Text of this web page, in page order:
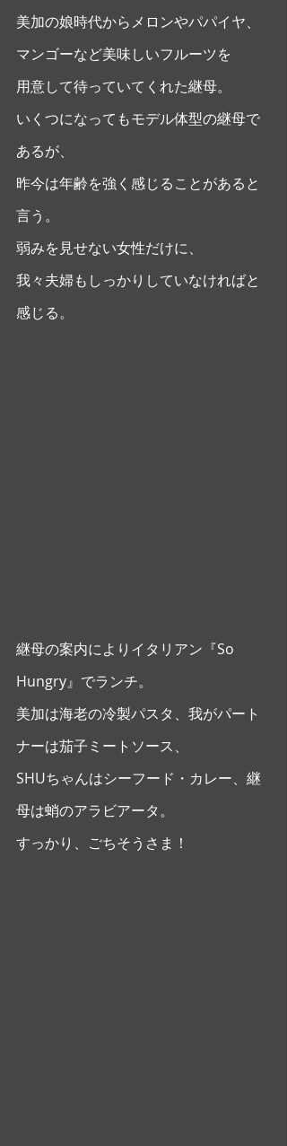
美加の娘時代からメロンやパパイヤ、
マンゴーなど美味しいフルーツを
用意して待っていてくれた継母。
いくつになってもモデル体型の継母で
あるが、
昨今は年齢を強く感じることがあると
言う。
弱みを見せない女性だけに、
我々夫婦もしっかりしていなければと
感じる。
継母の案内によりイタリアン『So
Hungry』でランチ。
美加は海老の冷製パスタ、我がパート
ナーは茄子ミートソース、
SHUちゃんはシーフード・カレー、継
母は蛸のアラビアータ。
すっかり、ごちそうさま！